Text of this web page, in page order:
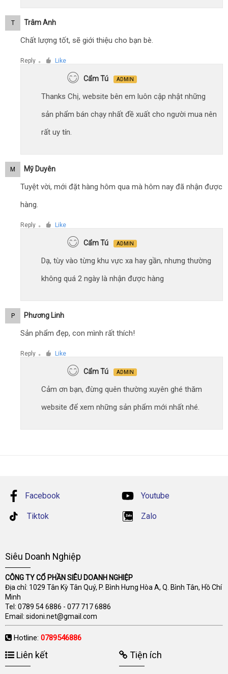
T Trâm Anh
Chất lượng tốt, sẽ giới thiệu cho bạn bè.
Reply ● Like
Cẩm Tú ADMIN
Thanks Chị, website bên em luôn cập nhật những
sản phẩm bán chạy nhất đề xuất cho người mua nên
rất uy tín.
M Mỹ Duyên
Tuyệt vời, mới đặt hàng hôm qua mà hôm nay đã nhận được
hàng.
Reply ● Like
Cẩm Tú ADMIN
Dạ, tùy vào từng khu vực xa hay gần, nhưng thường
không quá 2 ngày là nhận được hàng
P Phương Linh
Sản phẩm đẹp, con mình rất thích!
Reply ● Like
Cẩm Tú ADMIN
Cảm ơn bạn, đừng quên thường xuyên ghé thăm
website để xem những sản phẩm mới nhất nhé.
Facebook Youtube
Tiktok Zalo
Siêu Doanh Nghiệp
CÔNG TY CỔ PHẦN SIÊU DOANH NGHIỆP
Địa chỉ: 1029 Tân Kỳ Tân Quý, P. Bình Hưng Hòa A, Q. Bình Tân, Hồ Chí
Minh
Tel: 0789 54 6886 - 077 717 6886
Email: sidoni.net@gmail.com
Hotline: 0789546886
Liên kết Tiện ích